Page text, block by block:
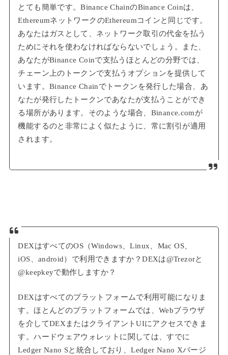
とても簡単です。Binance ChainのBinance Coinは、
EthereumネットワークのEthereumコインと同じです。
あなたはガスとして、ネットワーク取引の代金を払う
ためにそれを使わなければならないでしょう。また、
あなたがBinance Coinで支払うほとんどの分野では、
チェーン上のトークンで支払うオプションを提供して
います。Binance Chainでトークンを発行した場合、あ
なたが発行したトークンであなたが支払うことができ
る場所があります。そのような場合、Binance.comが
機能するのと非常によく似たように、常に割引が適用
されます。
DEXはすべてのOS（Windows、Linux、Mac OS、
iOS、android）で利用できますか？DEXは@Trezorと
@keepkeyで動作しますか？
DEXはすべてのプラットフォームで利用可能になりま
す。ほとんどのプラットフォームでは、Webブラウザ
を介してDEXまたはクライアントUIにアクセスできま
す。ハードウェアウォレットに関しては、すでに
Ledger Nano Sと統合しており、Ledger Nano Xバージ